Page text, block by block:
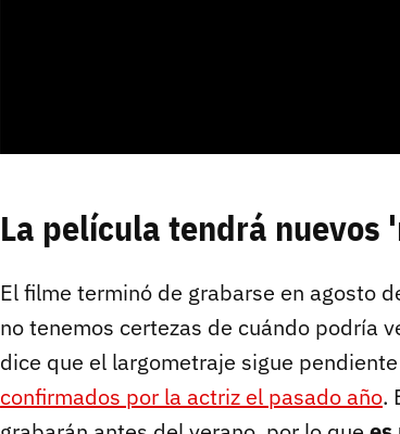
La película tendrá nuevos
El filme terminó de grabarse en agosto
no tenemos certezas de cuándo podría
dice que el largometraje sigue
confirmados por la actriz el pasado año.